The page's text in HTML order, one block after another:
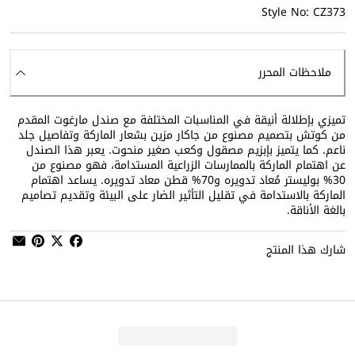
Style No: CZ373
ملاحظات المحرر
تميزي بإطلالة أنيقة في المناسبات المختلفة مع صندل مارغوت المقدم
من كوتش بتصميم مصنوع من جاكار مزين بشعار الماركة وتفاصيل جلد
ناعم. كما يتميز بإبزيم مصقول وكعب صغير منحوت. يعبر هذا الصندل
عن اهتمام الماركة بالممارسات الزراعية المستدامة، فهو مصنوع من
30‏‏‏% بوليستر مُعاد تدويره و70‏‏‏% قطن معاد تدويره. يساعد اهتمام
الماركة بالاستدامة في تقليل التأثير الضار على البيئة وتقديم تصاميم
بالغة الأناقة.
شارك هذا المنتج